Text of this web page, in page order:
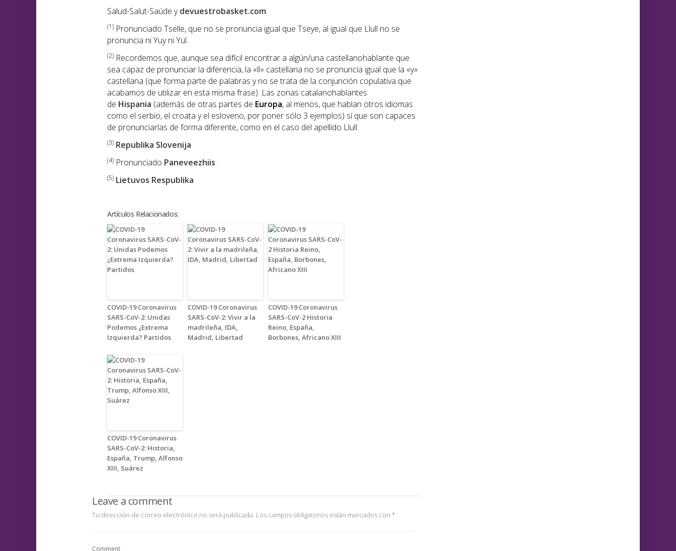
Salud-Salut-Saúde ydevuestrobasket.com.
(1) Pronunciado Tselle, que no se pronuncia igual que Tseye, al igual que Llull no se
pronuncia ni Yuy ni Yul.
(2) Recordemos que, aunque sea difícil encontrar a algún/una castellanohablante que
sea capaz de pronunciar la diferencia, la «ll» castellana no se pronuncia igual que la «y»
castellana (que forma parte de palabras y no se trata de la conjunción copulativa que
acabamos de utilizar en esta misma frase). Las zonas catalanohablantes
de Hispania (además de otras partes de Europa, al menos, que hablan otros idiomas
como el serbio, el croata y el esloveno, por poner sólo 3 ejemplos) sí que son capaces
de pronunciarlas de forma diferente, como en el caso del apellido Llull.
(3) Republika Slovenija
(4) Pronunciado Paneveezhiis.
(5) Lietuvos Respublika
Artículos Relacionados:
COVID-19 Coronavirus
SARS-CoV-2: Unidas
Podemos ¿Extrema
Izquierda? Partidos
COVID-19 Coronavirus
SARS-CoV-2: Vivir a la
madrileña, IDA,
Madrid, Libertad
COVID-19 Coronavirus
SARS-CoV-2 Historia
Reino, España,
Borbones, Africano XIII
COVID-19 Coronavirus
SARS-CoV-2: Historia,
España, Trump, Alfonso
XIII, Suárez
Leave a comment
Tu dirección de correo electrónico no será publicada. Los campos obligatorios están marcados con *
Comment